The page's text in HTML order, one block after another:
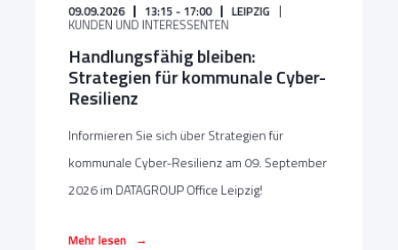
09.09.2026 13:15 - 17:00 LEIPZIG
KUNDEN UND INTERESSENTEN
Handlungsfähig bleiben:
Strategien für kommunale Cyber-
Resilienz
Informieren Sie sich über Strategien für
kommunale Cyber-Resilienz am 09. September
2026 im DATAGROUP Office Leipzig!
Mehr lesen →